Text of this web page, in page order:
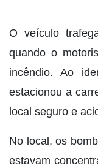
O veículo
quando o
incêndio. Ao
estacionou a
local seguro e
No local, os
estavam